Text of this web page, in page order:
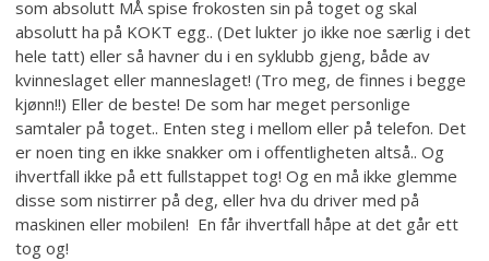
som absolutt MÅ spise frokosten sin på toget og skal
absolutt ha på KOKT egg.. (Det lukter jo ikke noe særlig i det
hele tatt) eller så havner du i en syklubb gjeng, både av
kvinneslaget eller manneslaget! (Tro meg, de finnes i begge
kjønn!!) Eller de beste! De som har meget personlige
samtaler på toget.. Enten steg i mellom eller på telefon. Det
er noen ting en ikke snakker om i offentligheten altså.. Og
ihvertfall ikke på ett fullstappet tog! Og en må ikke glemme
disse som nistirrer på deg, eller hva du driver med på
maskinen eller mobilen! En får ihvertfall håpe at det går ett
tog og!